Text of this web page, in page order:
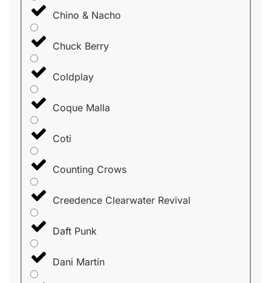
Chino & Nacho
Chuck Berry
Coldplay
Coque Malla
Coti
Counting Crows
Creedence Clearwater Revival
Daft Punk
Dani Martín